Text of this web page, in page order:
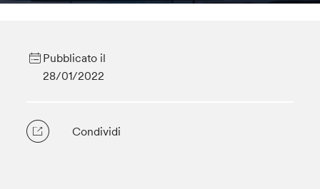
Pubblicato il
28/01/2022
Condividi